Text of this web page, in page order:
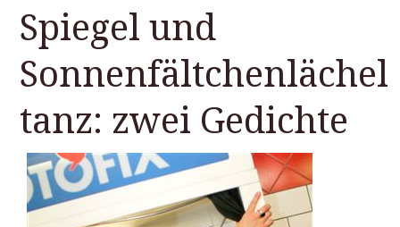
Spiegel und
Sonnenfältchenlächel
tanz: zwei Gedichte